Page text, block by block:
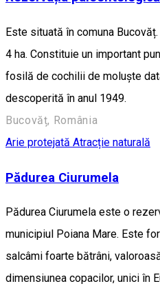
Este situată în comuna
4 ha. Constituie un important
fosilă de cochilii de moluște
descoperită în anul 1949.
Bucovăț, România
Arie protejată Atracție naturală
Pădurea Ciurumela
Pădurea Ciurumela este o
municipiul Poiana Mare. Este
salcâmi foarte bătrâni,
dimensiunea copacilor, unici în